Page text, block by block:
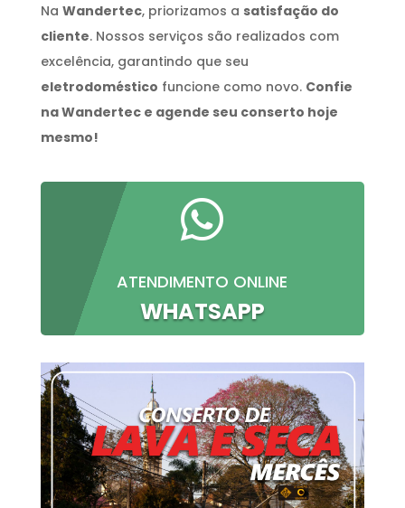
Na Wandertec, priorizamos a satisfação do
cliente. Nossos serviços são realizados com
excelência, garantindo que seu
eletrodoméstico funcione como novo. Confie
na Wandertec e agende seu conserto hoje
mesmo!

ATENDIMENTO ONLINE
WHATSAPP